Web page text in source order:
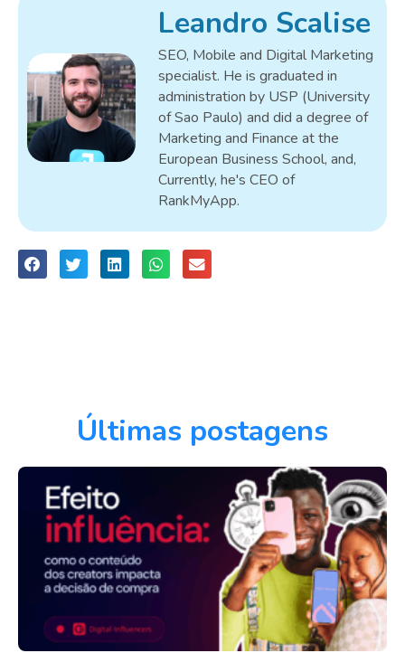
Leandro Scalise
SEO, Mobile and Digital Marketing
specialist. He is graduated in
administration by USP (University
of Sao Paulo) and did a degree of
Marketing and Finance at the
European Business School, and,
Currently, he's CEO of
RankMyApp.
Últimas postagens